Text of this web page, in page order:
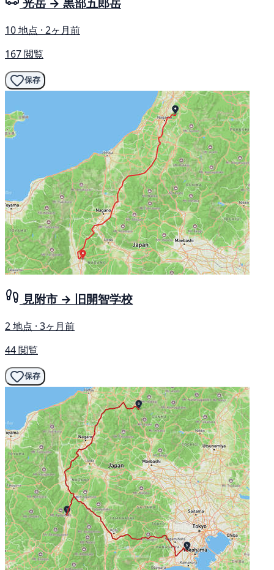
10 地点 · 2ヶ月前
167 閲覧
保存
見附市 → 旧開智学校
2 地点 · 3ヶ月前
44 閲覧
保存